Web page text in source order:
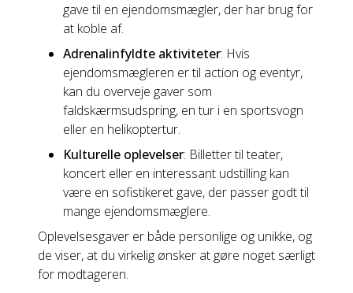
gave til en ejendomsmægler, der har brug for
at koble af.
Adrenalinfyldte aktiviteter: Hvis
ejendomsmægleren er til action og eventyr,
kan du overveje gaver som
faldskærmsudspring, en tur i en sportsvogn
eller en helikoptertur.
Kulturelle oplevelser: Billetter til teater,
koncert eller en interessant udstilling kan
være en sofistikeret gave, der passer godt til
mange ejendomsmæglere.
Oplevelsesgaver er både personlige og unikke, og
de viser, at du virkelig ønsker at gøre noget særligt
for modtageren.